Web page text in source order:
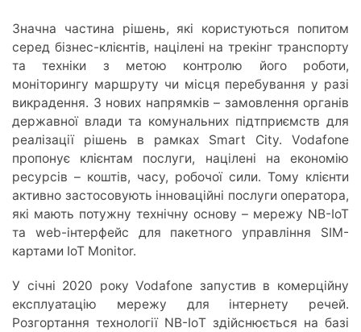
Значна частина рішень, які користуються попитом
серед бізнес-клієнтів, націлені на трекінг транспорту
та техніки з метою контролю його роботи,
моніторингу маршруту чи місця перебування у разі
викрадення. З нових напрямків – замовлення органів
державної влади та комунальних підтприємств для
реалізації рішень в рамках Smart City. Vodafone
пропонує клієнтам послуги, націлені на економію
ресурсів – коштів, часу, робочої сили. Тому клієнти
активно застосовують інноваційні послуги оператора,
які мають потужну технічну основу – мережу NB-IoT
та web-інтерфейс для пакетного управління SIM-
картами IoT Monitor.
У січні 2020 року Vodafone запустив в комерційну
експлуатацію мережу для інтернету речей.
Розгортання технології NB-IоT здійснюється на базі